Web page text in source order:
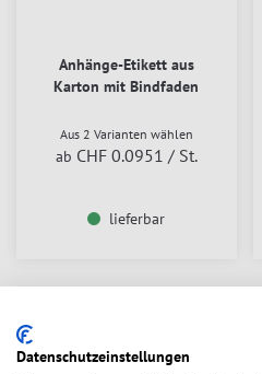
Anhänge-Etikett aus
Karton mit Bindfaden
Aus 2 Varianten wählen
ab CHF 0.0951 / St.
lieferbar
Datenschutzeinstellungen